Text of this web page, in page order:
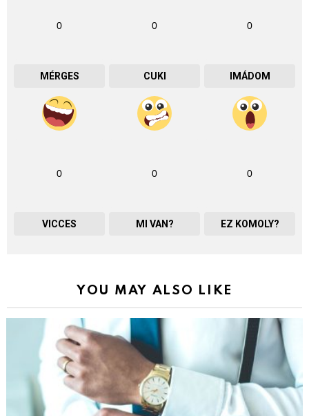
0
MÉRGES
0
CUKI
0
IMÁDOM
0
VICCES
0
MI VAN?
0
EZ KOMOLY?
YOU MAY ALSO LIKE